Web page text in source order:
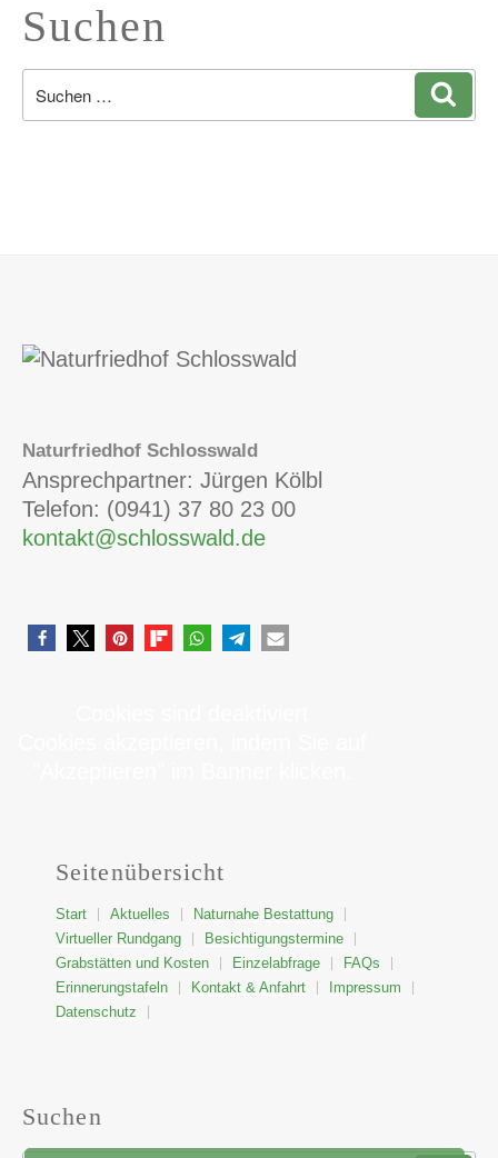
Suchen
Naturfriedhof Schlosswald
Ansprechpartner: Jürgen Kölbl
Telefon: (0941) 37 80 23 00
kontakt@schlosswald.de
Seitenübersicht
Start Aktuelles
Naturnahe Bestattung
Virtueller Rundgang
Besichtigungstermine
Grabstätten und Kosten
Einzelabfrage
FAQs
Erinnerungstafeln
Kontakt & Anfahrt
Impressum
Datenschutz
Suchen